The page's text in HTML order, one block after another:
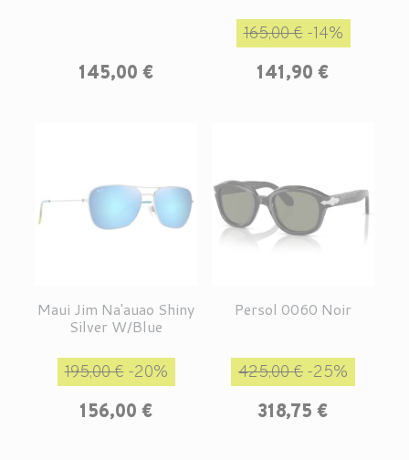
Prix
145,00 €
Prix de base
165,00 €-14%
141,90 €
Maui Jim Na'auao Shiny
Silver W/Blue
Prix de base
195,00 €-20%
156,00 €
Persol 0060 Noir
Prix de base
425,00 € -25%
318,75 €